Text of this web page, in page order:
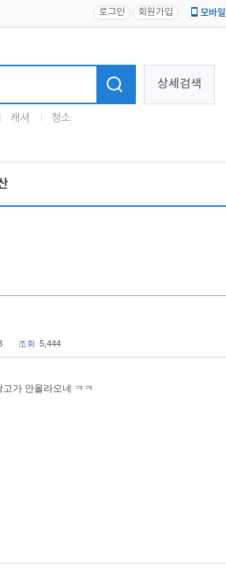
로그인 회원가입 모바일
상세검색
캐셔 청소
조회 5,444
가 안올라오네 ㅋㅋ